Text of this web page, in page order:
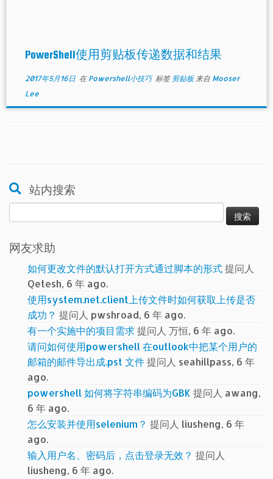
PowerShell使用剪贴板传递数据和结果
2017年5月16日在 Powershell小技巧 标签 剪贴板 来自 Mooser
Lee
站内搜索
索：
网友求助
如何更改文件的默认打开方式通过脚本的形式提问人
Qetesh, 6 年 ago.
使用system.net.client上传文件时如何获取上传是否
成功？ 提问人 pwshroad, 6 年 ago.
有一个实施中的项目需求提问人 万恒, 6 年 ago.
请问如何使用powershell 在outlook中把某个用户的
邮箱的邮件导出成.pst 文件提问人 seahillpass, 6 年
ago.
powershell 如何将字符串编码为GBK 提问人 awang,
6 年 ago.
怎么安装并使用selenium？ 提问人 liusheng, 6 年
ago.
输入用户名、密码后，点击登录无效？ 提问人
liusheng, 6 年 ago.